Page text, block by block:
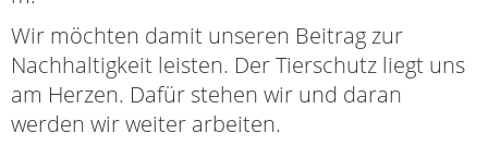
Wir möchten damit unseren Beitrag zur
Nachhaltigkeit leisten. Der Tierschutz liegt uns
am Herzen. Dafür stehen wir und daran
werden wir weiter arbeiten.